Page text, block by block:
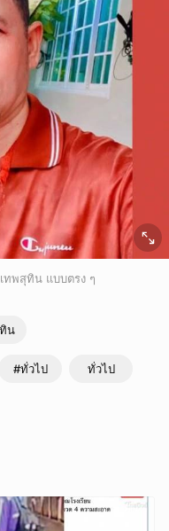
ทพสุทิน แบบตรง ๆ
น
#ทั่วไป ทั่วไป